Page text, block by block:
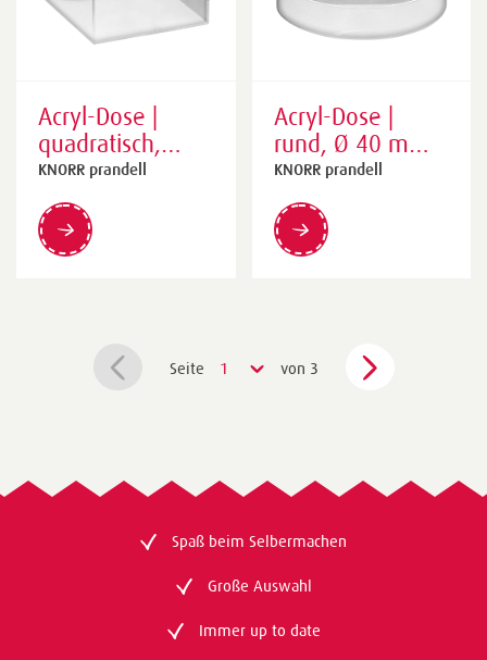
Acryl-Dose |
quadratisch,
75×75×50 mm,
transparent
KNORR prandell
Acryl-Dose |
rund, Ø 40 mm
15 mm,
transparent
KNORR prandell
Seite 1 von 3
Spaß beim Selbermachen
Große Auswahl
Immer up to date